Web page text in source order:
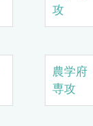
攻
農学
専攻